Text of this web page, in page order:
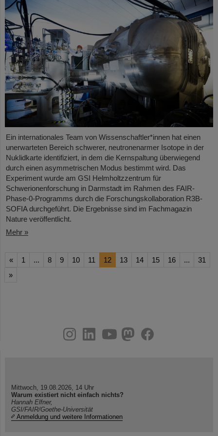
Ein internationales Team von Wissenschaftler*innen hat einen
unerwarteten Bereich schwerer, neutronenarmer Isotope in der
Nuklidkarte identifiziert, in dem die Kernspaltung überwiegend
durch einen asymmetrischen Modus bestimmt wird. Das
Experiment wurde am GSI Helmholtzzentrum für
Schwerionenforschung in Darmstadt im Rahmen des FAIR-
Phase-0-Programms durch die Forschungskollaboration R3B-
SOFIA durchgeführt. Die Ergebnisse sind im Fachmagazin
Nature veröffentlicht.
Mehr »
« 1 ... 8 9 10 11 12 13 14 15 16 ...
31
»
youtube
helmholtz.social
facebook
Mittwoch, 19.08.2026, 14 Uhr
Warum existiert nicht einfach nichts?
Hannah Elfner,
GSI/FAIR/Goethe-Universität
Anmeldung und weitere Informationen